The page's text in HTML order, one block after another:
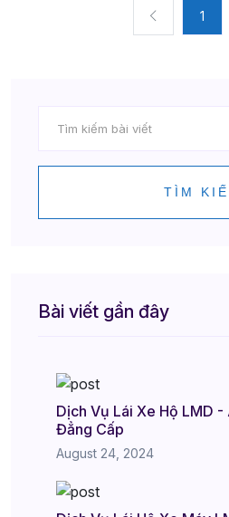
1
TÌM
Bài viết gần đây
Dịch Vụ Lái Xe Hộ LMD
Đẳng Cấp
August 24, 2024